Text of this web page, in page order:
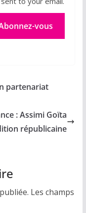
vous
partenariat
: Assimi Goïta
républicaine
Les champs